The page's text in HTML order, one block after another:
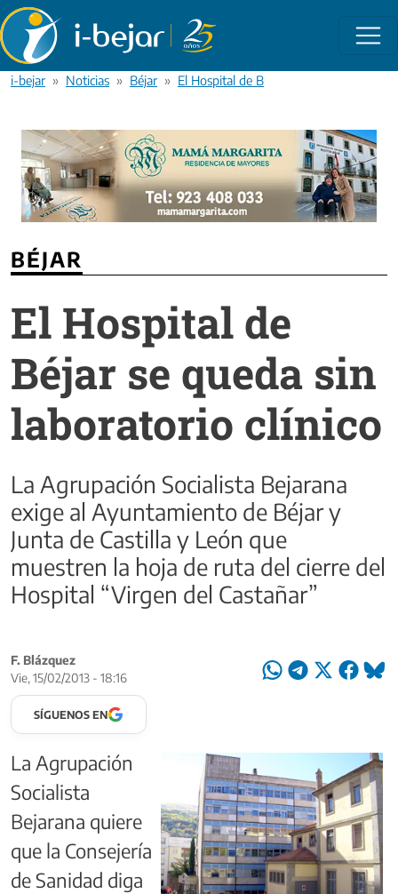
Pasar al contenido principal
i-bejar Noticias Béjar El Hospital de Béjar se queda sin
BÉJAR
El Hospital de
Béjar se queda sin
laboratorio clínico
La Agrupación Socialista Bejarana
exige al Ayuntamiento de Béjar y
Junta de Castilla y León que
muestren la hoja de ruta del cierre del
Hospital “Virgen del Castañar”
F. Blázquez
Vie, 15/02/2013 - 18:16
SÍGUENOS EN
La Agrupación
Socialista
Bejarana quiere
que la Consejería
de Sanidad diga